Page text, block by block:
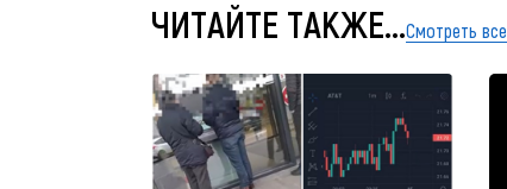
ЧИТАЙТЕ ТАКЖЕ...Смотреть все